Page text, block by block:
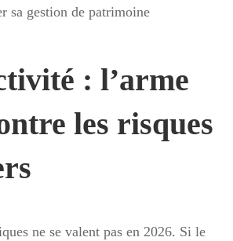
sa gestion de patrimoine
: l’arme
les risques
ne se valent pas en 2026. Si le